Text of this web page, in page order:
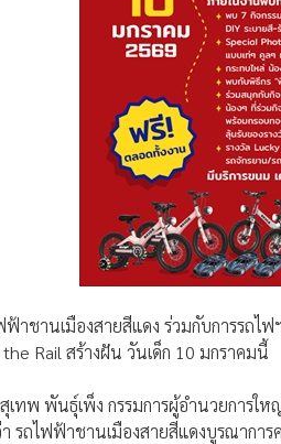
ฟ้าชานเมืองสายสีแดง ร่วมกับการรถไ
the Rail สร้างฝัน วันเด็ก 10 มกราคมนี้
เทพ พันธุ์เพ็ง กรรมการผู้อำนวยการใ
า รถไฟฟ้าชานเมืองสายสีแดงบูรณากา